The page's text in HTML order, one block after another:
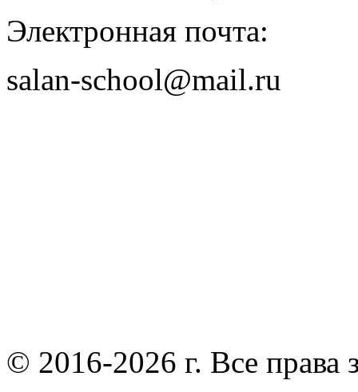
Электронная почта:
salan-school@mail.ru
© 2016-2026 г. Все